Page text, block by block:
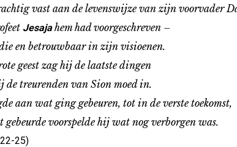
vast aan de levenswijze van zijn voorvader
Jesajahem had voorgeschreven –
betrouwbaar in zijn visioenen.
zag hij de laatste dingen
treurenden van Sion moed in.
wat ging gebeuren, tot in de verste toekomst,
voorspelde hij wat nog verborgen was.
25)